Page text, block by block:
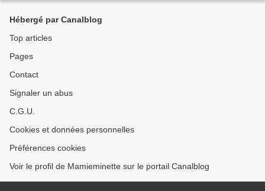
Hébergé par Canalblog
Top articles
Pages
Contact
Signaler un abus
C.G.U.
Cookies et données personnelles
Préférences cookies
Voir le profil de Mamieminette sur le portail Canalblog